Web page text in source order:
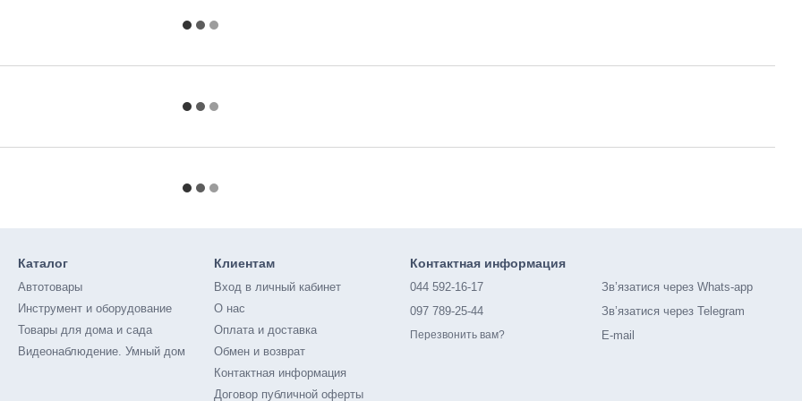
Каталог
Автотовары
Инструмент и оборудование
Товары для дома и сада
Видеонаблюдение. Умный дом
Клиентам
Вход в личный кабинет
О нас
Оплата и доставка
Обмен и возврат
Контактная информация
Договор публичной оферты
Контактная информация
044 592-16-17
097 789-25-44
Перезвонить вам?
Зв’язатися через Whats-app
Зв’язатися через Telegram
E-mail